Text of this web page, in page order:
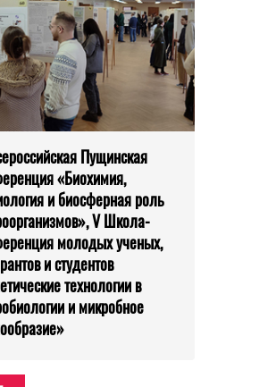
Пущинская
«Биохимия,
и биосферная роль
V Школа-
молодых ученых,
и студентов
технологии в
и микробное